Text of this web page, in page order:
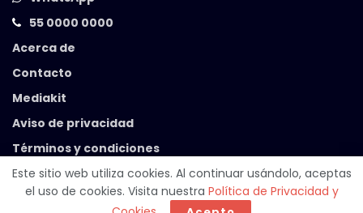
55 0000 0000
Acerca de
Contacto
Mediakit
Aviso de privacidad
Términos y condiciones
© 2025 Serpientes y Escaleras. Powered by
Este sitio web utiliza cookies. Al continuar usándolo, aceptas
el uso de cookies. Visita nuestra Política de Privacidad y